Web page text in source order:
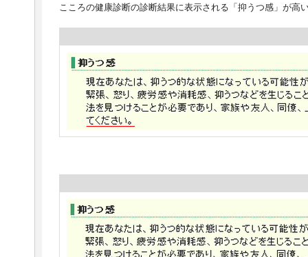
こころの健康診断の診断結果に表示される「抑うつ感」が